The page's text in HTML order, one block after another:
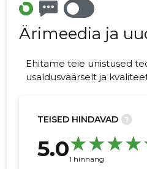
Ärimeedia ja
Ehitame teie unistused
usaldusväärselt ja
TEISED HINDAVAD ?
5.01 hinnang